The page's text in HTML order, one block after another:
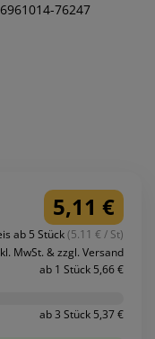
76247
5,11 €
ab 5 Stück(5.11 € / St)
MwSt. & zzgl. Versand
ab 1 Stück 5,66 €
ab 3 Stück 5,37 €